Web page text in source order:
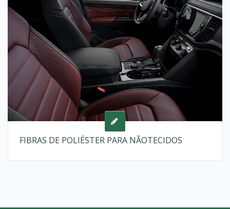
FIBRAS DE POLIÉSTER PARA NÃOTECIDOS